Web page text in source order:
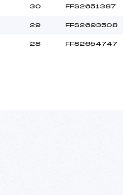
30 FFS2651387
29 FFS2693508
28 FFS2654747